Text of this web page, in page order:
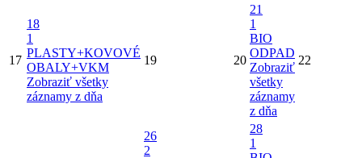
17
18
1
PLASTY+KOVOVÉ
OBALY+VKM
Zobraziť všetky
záznamy z dňa
19 20
21
1
BIO
ODPAD
Zobraziť
všetky
záznamy
z dňa
22
26
2
28
1